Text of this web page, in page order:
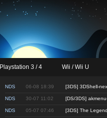
Playstation 3 / 4 Wii / Wii U
NDS 06-08 18:39 [3DS] 3DShell-
NDS 30-07 11:02 [DS/3DS]
NDS 05-07 07:46 [3DS] The